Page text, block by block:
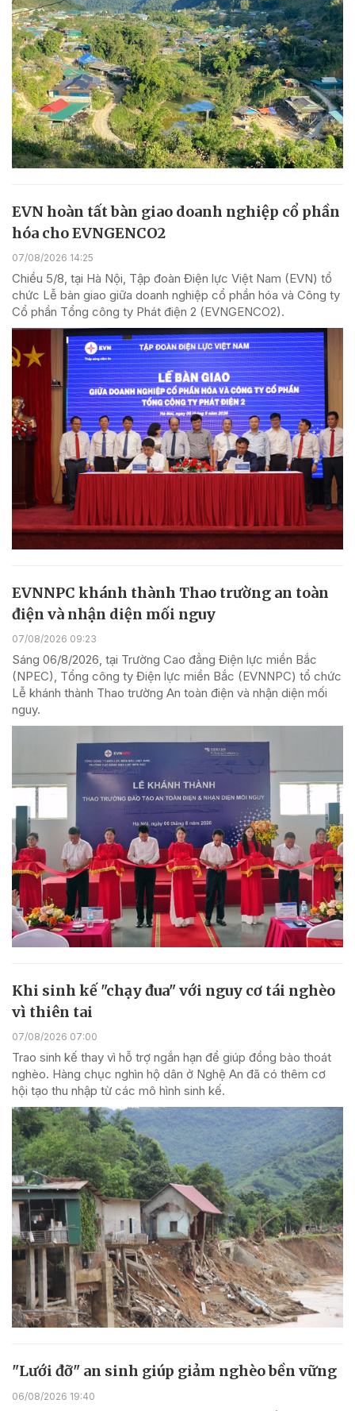
EVN hoàn tất bàn giao doanh nghiệp cổ phần
hóa cho EVNGENCO2
07/08/2026 14:25
Chiều 5/8, tại Hà Nội, Tập đoàn Điện lực Việt Nam (EVN) tổ
chức Lễ bàn giao giữa doanh nghiệp cổ phần hóa và Công ty
Cổ phần Tổng công ty Phát điện 2 (EVNGENCO2).
EVNNPC khánh thành Thao trường an toàn
điện và nhận diện mối nguy
07/08/2026 09:23
Sáng 06/8/2026, tại Trường Cao đẳng Điện lực miền Bắc
(NPEC), Tổng công ty Điện lực miền Bắc (EVNNPC) tổ chức
Lễ khánh thành Thao trường An toàn điện và nhận diện mối
nguy.
Khi sinh kế "chạy đua" với nguy cơ tái nghèo
vì thiên tai
07/08/2026 07:00
Trao sinh kế thay vì hỗ trợ ngắn hạn để giúp đồng bào thoát
nghèo. Hàng chục nghìn hộ dân ở Nghệ An đã có thêm cơ
hội tạo thu nhập từ các mô hình sinh kế.
"Lưới đỡ" an sinh giúp giảm nghèo bền vững
06/08/2026 19:40